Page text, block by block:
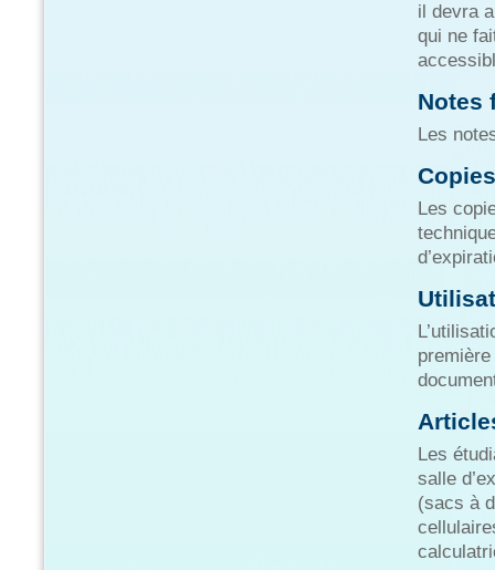
il devra
qui ne
Notes
Les
Les
Les
salle
(sacs à